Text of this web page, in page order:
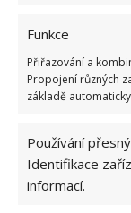
Funkce
Přiřazování a
Propojení různých
základě
Používání
Identifikace
informací.
JÍDLO